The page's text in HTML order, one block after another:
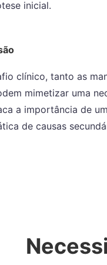
inicial.
clínico, tanto as
mimetizar uma
a importância de
de causas